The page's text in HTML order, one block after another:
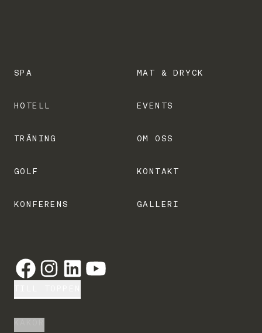
SPA
HOTELL
TRÄNING
GOLF
KONFERENS
MAT & DRYCK
EVENTS
OM OSS
KONTAKT
GALLERI